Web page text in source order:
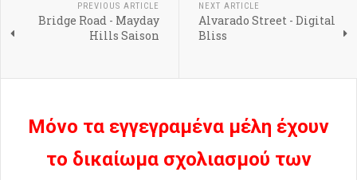
PREVIOUS ARTICLE
Bridge Road - Mayday
Hills Saison
NEXT ARTICLE
Alvarado Street - Digital
Bliss
Μόνο τα εγγεγραμένα μέλη έχουν
το δικαίωμα σχολιασμού των